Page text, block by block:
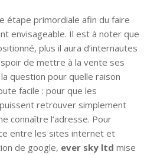
étape primordiale afin du faire
envisageable. Il est à noter que
plus il aura d’internautes
de mettre à la vente ses
question pour quelle raison
facile : pour que les
retrouver simplement
connaître l’adresse. Pour
entre les sites internet et
de google, ever sky ltd mise